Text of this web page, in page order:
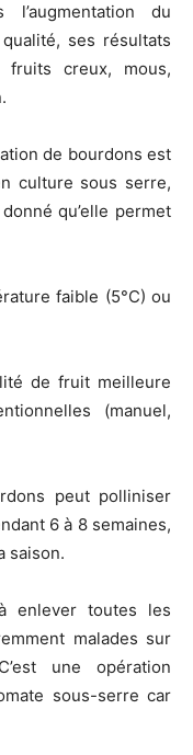
du
ses résultats
fruits creux, mous,
de bourdons est
culture sous serre,
qu’elle permet
faible (5°C) ou
de fruit meilleure
(manuel,
peut polliniser
6 à 8 semaines,
saison.
enlever toutes les
malades sur
une opération
sous-serre car